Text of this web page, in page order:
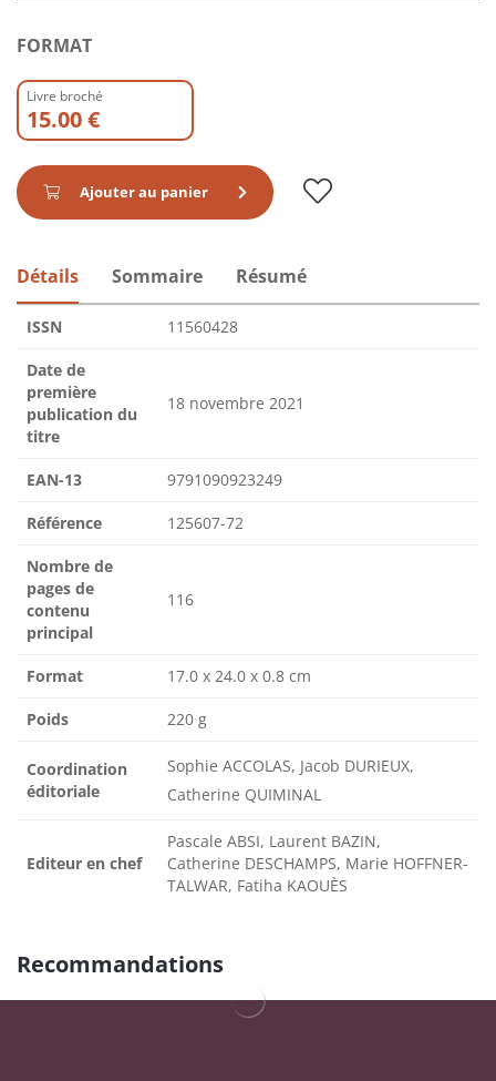
FORMAT
Livre broché
15.00 €
Ajouter au panier
Détails Sommaire Résumé
ISSN 11560428
Date de
première
publication du
titre
18 novembre 2021
EAN-13 9791090923249
Référence 125607-72
Nombre de
pages de
contenu
principal
116
Format 17.0 x 24.0 x 0.8 cm
Poids 220 g
Coordination
éditoriale
Sophie ACCOLAS, Jacob DURIEUX,
Catherine QUIMINAL
Editeur en chef
Pascale ABSI, Laurent BAZIN,
Catherine DESCHAMPS, Marie HOFFNER-
TALWAR, Fatiha KAOUÈS
Recommandations